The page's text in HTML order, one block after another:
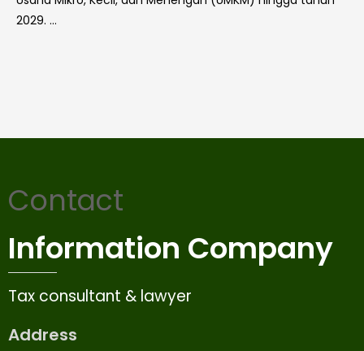
2029. …
Contact
Information Company
Tax consultant & lawyer
Address